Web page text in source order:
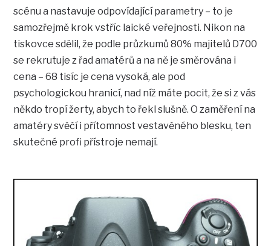
scénu a nastavuje odpovídající parametry – to je
samozřejmě krok vstříc laické veřejnosti. Nikon na
tiskovce sdělil, že podle průzkumů 80% majitelů D700
se rekrutuje z řad amatérů a na ně je směrována i
cena – 68 tisíc je cena vysoká, ale pod
psychologickou hranicí, nad níž máte pocit, že si z vás
někdo tropí žerty, abych to řekl slušně. O zaměření na
amatéry svěčí i přítomnost vestavěného blesku, ten
skutečné profi přístroje nemají.